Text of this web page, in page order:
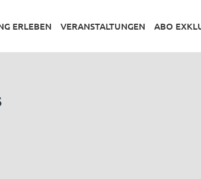
ERLEBEN VERANSTALTUNGEN ABO